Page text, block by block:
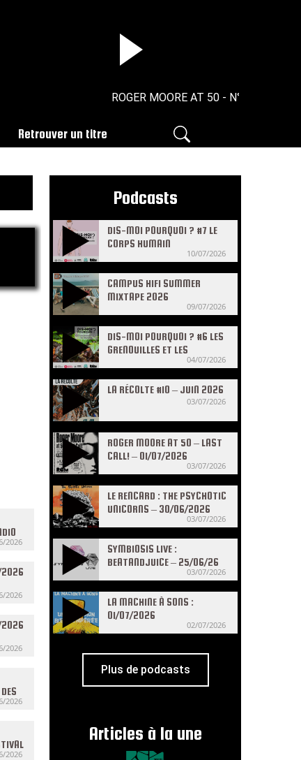
ROGER MOORE AT 50 - N°16 - 20/05/2026
Retrouver un titre
2026
2026
2026
2026
2026
2026
2026
Podcasts
DIS-MOI POURQUOI ? #7 LE
CORPS HUMAIN
10/07/2026
CAMPUS HIFI SUMMER
MIXTAPE 2026
09/07/2026
DIS-MOI POURQUOI ? #6 LES
GRENOUILLES ET LES
04/07/2026
LA RÉCOLTE #10 – JUIN 2026
03/07/2026
ROGER MOORE AT 50 – LAST
CALL! – 01/07/2026
03/07/2026
LE RENCARD : THE PSYCHOTIC
UNICORNS – 30/06/2026
03/07/2026
SYMBIOSIS LIVE :
BEATANDJUICE – 25/06/26
03/07/2026
LA MACHINE À SONS :
01/07/2026
02/07/2026
Plus de podcasts
Articles à la une